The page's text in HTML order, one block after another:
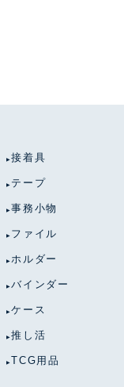
接着具
テープ
事務小物
ファイル
ホルダー
バインダー
ケース
推し活
TCG用品